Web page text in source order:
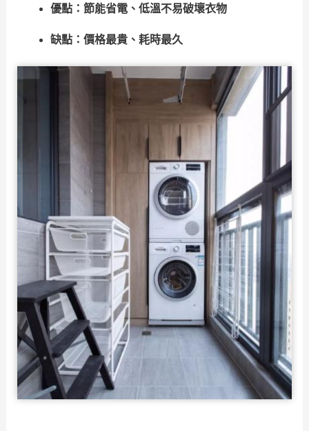
優點：節能省電、低溫不易破壞衣物
缺點：價格最貴、耗時最久